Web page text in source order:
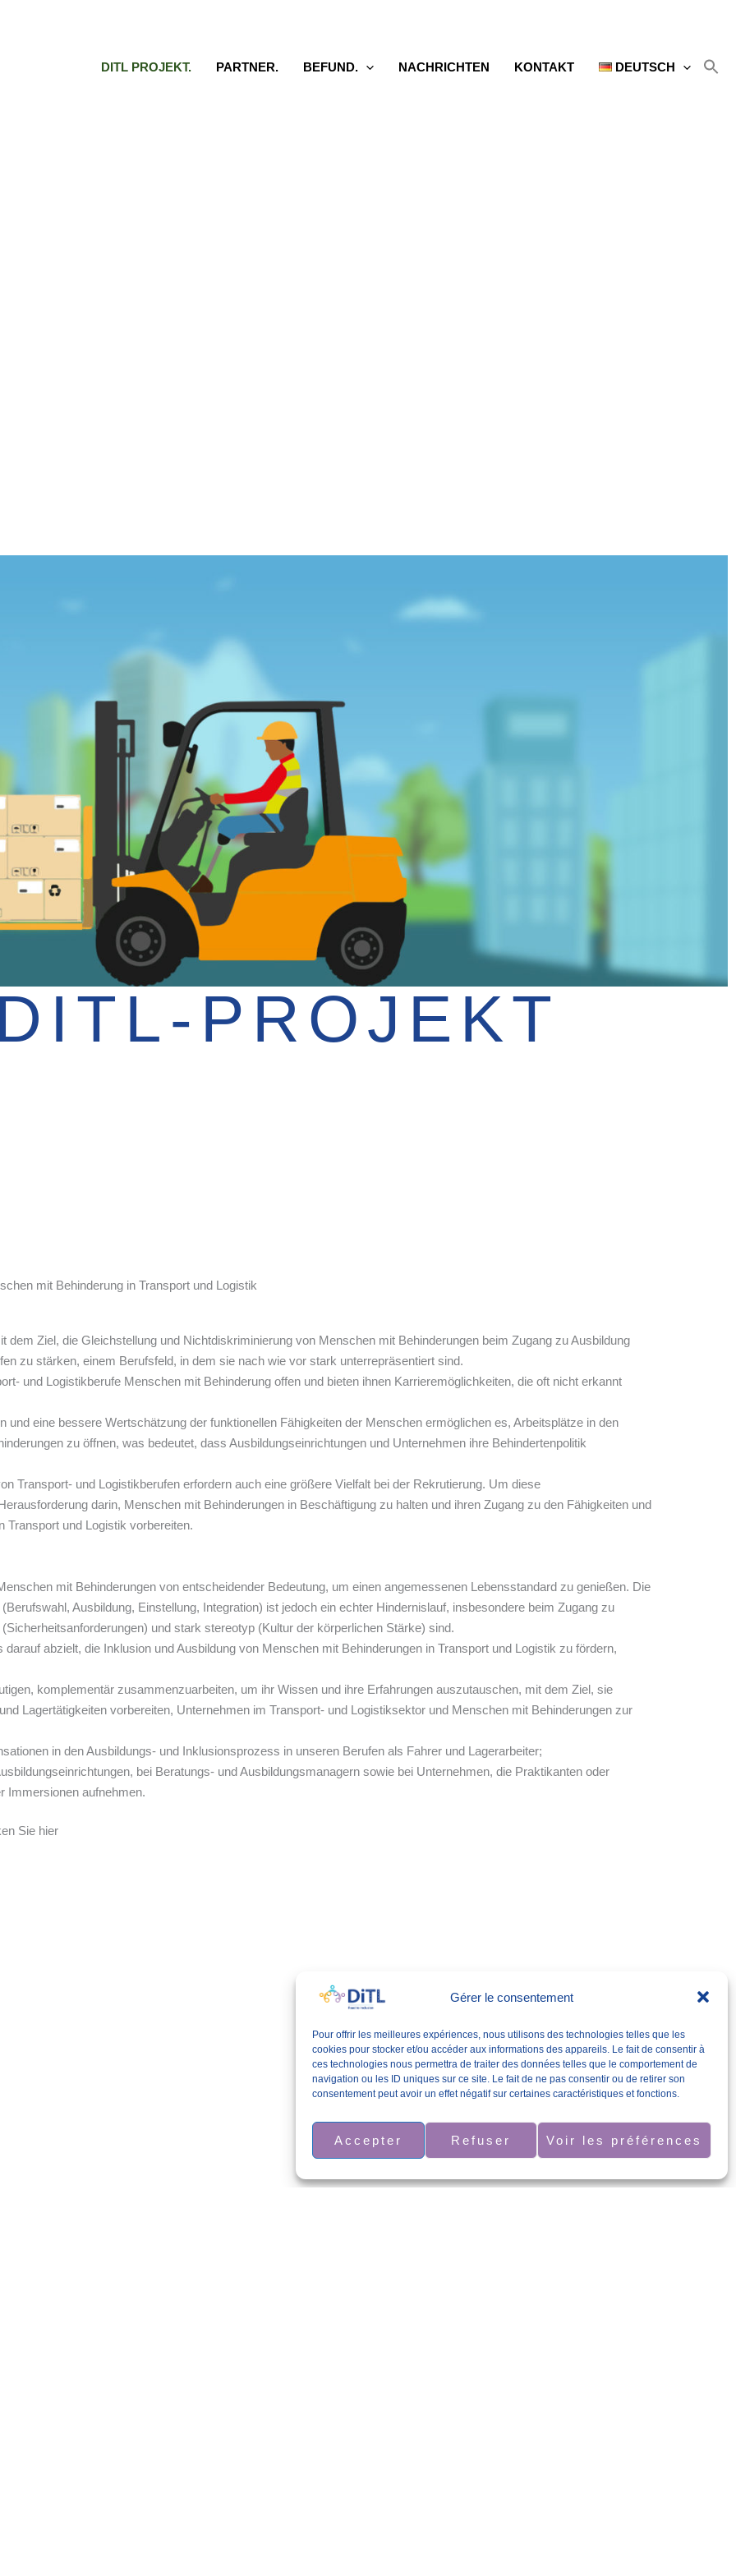
Gérer le consentement
Pour offrir les meilleures expériences, nous utilisons des technologies telles que les
cookies pour stocker et/ou accéder aux informations des appareils. Le fait de consentir à
ces technologies nous permettra de traiter des données telles que le comportement de
navigation ou les ID uniques sur ce site. Le fait de ne pas consentir ou de retirer son
consentement peut avoir un effet négatif sur certaines caractéristiques et fonctions.
Accepter Refuser Voir les préférences
DITL PROJEKT. PARTNER. BEFUND. NACHRICHTEN KONTAKT DEUTSCH
PROJEKT
mit Behinderung in Transport und Logistik
dem Ziel, die Gleichstellung und Nichtdiskriminierung von Menschen mit Behinderungen beim Zugang zu Ausbildung
zu stärken, einem Berufsfeld, in dem sie nach wie vor stark unterrepräsentiert sind.
und Logistikberufe Menschen mit Behinderung offen und bieten ihnen Karrieremöglichkeiten, die oft nicht erkannt
und eine bessere Wertschätzung der funktionellen Fähigkeiten der Menschen ermöglichen es, Arbeitsplätze in den
zu öffnen, was bedeutet, dass Ausbildungseinrichtungen und Unternehmen ihre Behindertenpolitik
Transport- und Logistikberufen erfordern auch eine größere Vielfalt bei der Rekrutierung. Um diese
darin, Menschen mit Behinderungen in Beschäftigung zu halten und ihren Zugang zu den Fähigkeiten und
Transport und Logistik vorbereiten.
mit Behinderungen von entscheidender Bedeutung, um einen angemessenen Lebensstandard zu genießen. Die
Ausbildung, Einstellung, Integration) ist jedoch ein echter Hindernislauf, insbesondere beim Zugang zu
und stark stereotyp (Kultur der körperlichen Stärke) sind.
abzielt, die Inklusion und Ausbildung von Menschen mit Behinderungen in Transport und Logistik zu fördern,
komplementär zusammenzuarbeiten, um ihr Wissen und ihre Erfahrungen auszutauschen, mit dem Ziel, sie
Lagertätigkeiten vorbereiten, Unternehmen im Transport- und Logistiksektor und Menschen mit Behinderungen zur
in den Ausbildungs- und Inklusionsprozess in unseren Berufen als Fahrer und Lagerarbeiter;
bei Beratungs- und Ausbildungsmanagern sowie bei Unternehmen, die Praktikanten oder
Immersionen aufnehmen.
Sie hier